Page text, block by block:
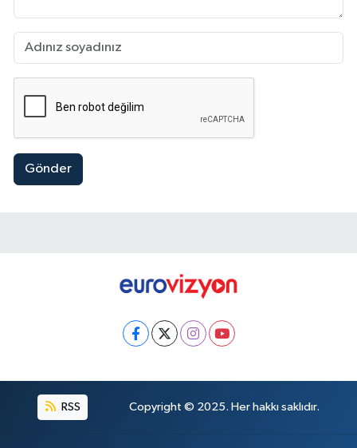
Gönder
RSS Copyright © 2025. Her hakkı saklıdır.